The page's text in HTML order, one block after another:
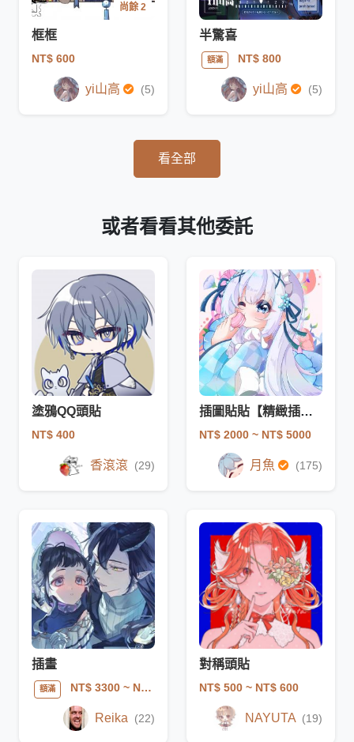
尚餘 2
框框
NT$ 600
yi山高 (5)
半驚喜
額滿 NT$ 800
yi山高 (5)
看全部
或者看看其他委託
塗鴉QQ頭貼
NT$ 400
香滾滾 (29)
插圖貼貼【精緻插圖繪製】
NT$ 2000 ~ NT$ 5000
月魚 (175)
插畫
額滿 NT$ 3300~ NT$ 9000
Reika (22)
對稱頭貼
NT$ 500 ~ NT$ 600
NAYUTA (19)